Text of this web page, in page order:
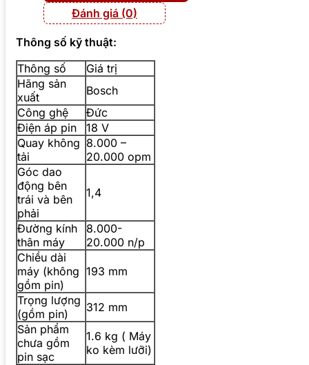
Đánh giá (0)
Thông số kỹ thuật:
Thông số
Giá trị
Hãng sản
xuất
Bosch
Công ghệ
Đức
Điện áp pin
18 V
Quay không
tải
8.000 –
20.000 opm
Góc dao
động bên
trái và bên
phải
1,4
Đường kính
thân máy
8.000-
20.000 n/p
Chiều dài
máy (không
gồm pin)
193 mm
Trọng lượng
(gồm pin)
312 mm
Sản phẩm
chưa gồm
pin sạc
1.6 kg ( Máy
ko kèm lưỡi)